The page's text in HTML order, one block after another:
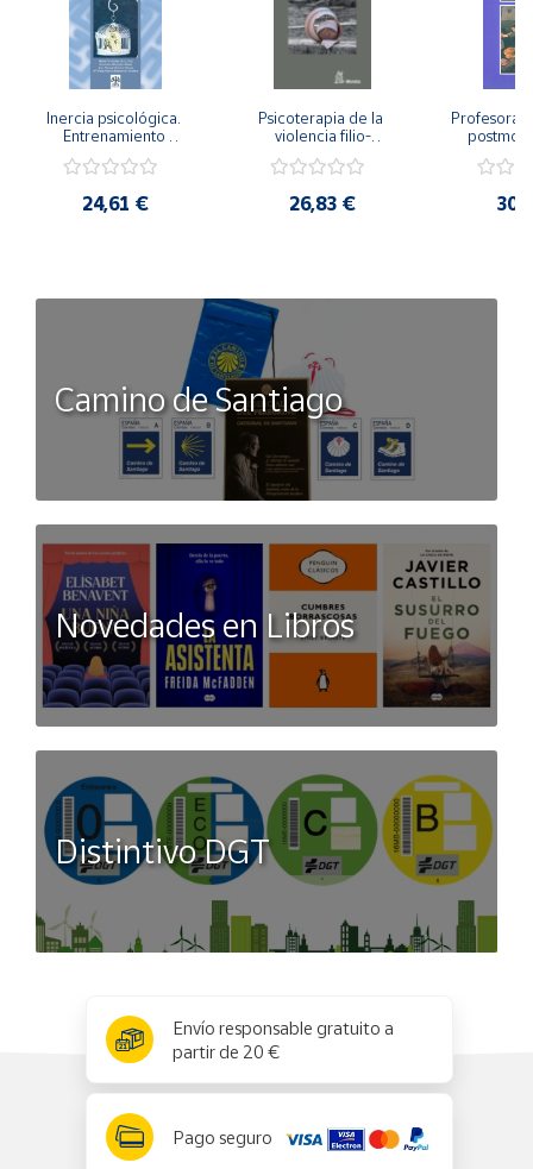
Inercia psicológica.
Entrenamiento
Igualdad de Género.
24,61 €
Psicoterapia de la
violencia filio-
secreto y la
26,83 €
Camino de Santiago
Novedades en Libros
Distintivo DGT
Envío responsable gratuito a
partir de 20 €
Pago seguro